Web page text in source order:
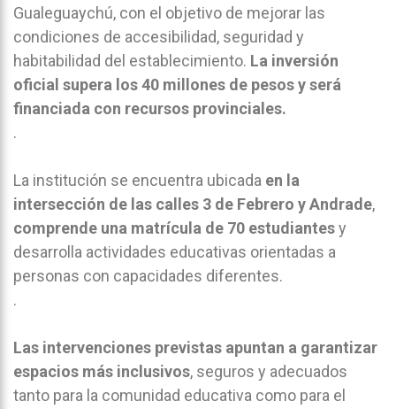
Gualeguaychú, con el objetivo de mejorar las
condiciones de accesibilidad, seguridad y
habitabilidad del establecimiento. La inversión
oficial supera los 40 millones de pesos y será
financiada con recursos provinciales.
.
La institución se encuentra ubicada en la
intersección de las calles 3 de Febrero y Andrade,
comprende una matrícula de 70 estudiantesy
desarrolla actividades educativas orientadas a
personas con capacidades diferentes.
.
Las intervenciones previstas apuntan a garantizar
espacios más inclusivos, seguros y adecuados
tanto para la comunidad educativa como para el